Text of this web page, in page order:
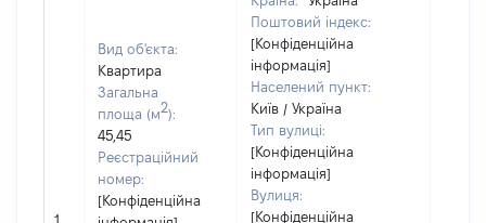
1
Вид об'єкта:
Квартира
Загальна
площа (м2):
45,45
Реєстраційний
номер:
[Конфіденційна
Поштовий індекс:
[Конфіденційна
інформація]
Населений пункт:
Київ / Україна
Тип вулиці:
[Конфіденційна
інформація]
Вулиця:
[Конфіденційна